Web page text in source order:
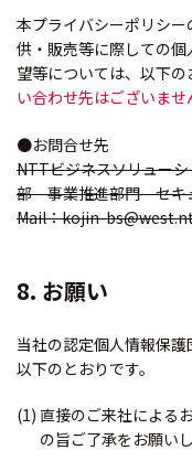
本プライバシーポリシ
供・販売等に際しての
望等については、以下の
い合わせ先はございませ
●お問合せ先
NTTビジネスソリュー
部 事業推進部門 セキ
Mail：kojin-
8. お願い
当社の認定個人情報保護
以下のとおりです。
(1) 直接のご来社による
の旨ご了承をお願いし